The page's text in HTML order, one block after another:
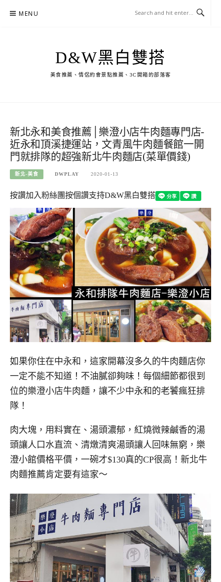
MENU
D&W黑白雙搭
美食推薦、情侶約會景點推薦、3C開箱的部落客
新北永和美食推薦│樂澄小店牛肉麵專門店-
近永和頂溪捷運站，文青風牛肉麵餐館一開
門就排隊的超強新北牛肉麵店(菜單價錢)
新北-美食 DWPLAY 2020-01-13
按讚加入粉絲團按個讚支持D&W黑白雙搭
如果你住在中永和，這家開幕沒多久的牛肉麵店你
一定不能不知道！不油膩卻夠味！每個細節都很到
位的樂澄小店牛肉麵，讓不少中永和的老饕瘋狂排
隊！
肉大塊，用料實在、湯頭濃郁，紅燒微辣鹹香的湯
頭讓人口水直流、清燉清爽湯頭讓人回味無窮，樂
澄小館價格平價，一碗才$130真的CP很高！新北牛
肉麵推薦肯定要有這家～